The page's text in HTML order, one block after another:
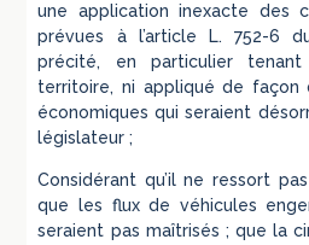
une application inexacte des
prévues à l’article L. 752-6
précité, en particulier tenant
territoire, ni appliqué de façon
économiques qui seraient
législateur ;
Considérant qu’il ne ressort
que les flux de véhicules
seraient pas maîtrisés ; que la